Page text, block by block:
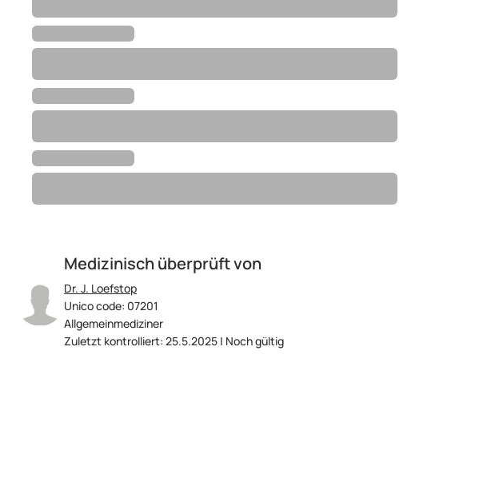
Medizinisch überprüft von
Dr. J. Loefstop
Unico code: 07201
Allgemeinmediziner
Zuletzt kontrolliert: 25.5.2025 | Noch gültig